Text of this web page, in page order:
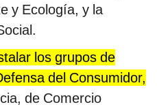
y Ecología, y la
los grupos de
del Consumidor,
de Comercio